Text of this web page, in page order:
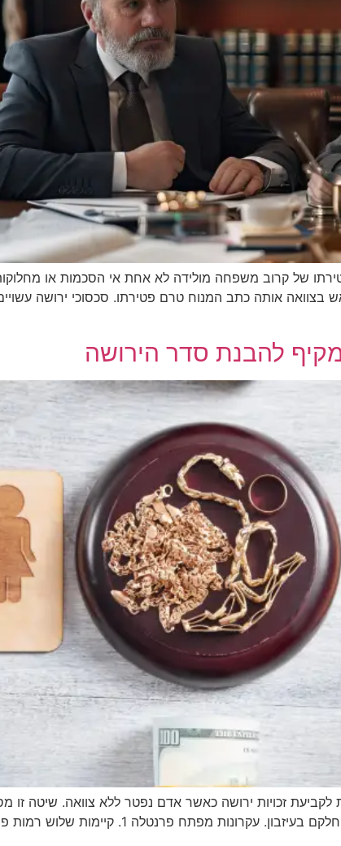
של קרוב משפחה מולידה לא אחת אי הסכמות או מחלוקות
בצוואה אותה כתב המנוח טרם פטירתו. סכסוכי ירושה
להבנת סדר הירושה
זכויות ירושה כאשר אדם נפטר ללא צוואה. שיטה
כלי חיוני עבור רשם הירושה בקביעת היורשים